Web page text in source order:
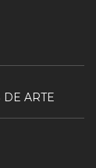
ARTE